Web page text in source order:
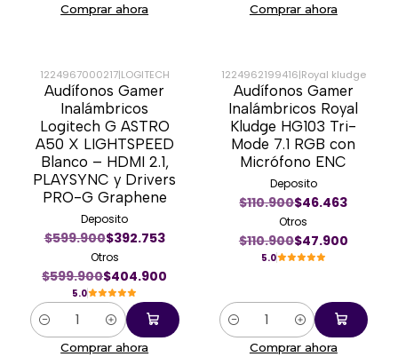
Comprar ahora Comprar ahora
-33%
1224967000217|LOGITECH
Audífonos Gamer
Inalámbricos
Logitech G ASTRO
A50 X LIGHTSPEED
Blanco – HDMI 2.1,
PLAYSYNC y Drivers
PRO-G Graphene
Deposito
$599.900$392.753
Otros
$599.900$404.900
5.0
Cantidad
Comprar ahora
-57%
1224962199416|Royal kludge
Audífonos Gamer
Inalámbricos Royal
Kludge HG103 Tri-
Mode 7.1 RGB con
Micrófono ENC
Deposito
$110.900$46.463
Otros
$110.900$47.900
5.0
Cantidad
Comprar ahora